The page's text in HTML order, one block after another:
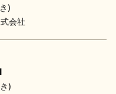
解体新書
)
会社
)